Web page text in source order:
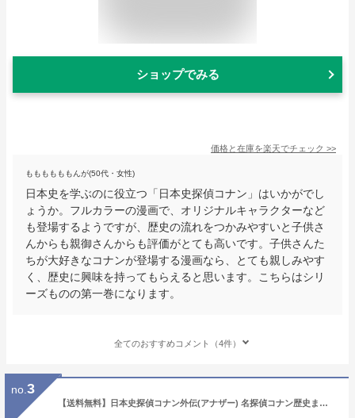
ショップでみる
価格と在庫を楽天でチェック >>
ももももももんが(50代・女性)
日本史を学ぶのに役立つ「日本史探偵コナン」はいかがでし
ょうか。フルカラーの漫画で、オリジナルキャラクターなど
も登場するようですが、歴史の流れをつかみやすいと子供さ
んからも親御さんからも評価がとても高いです。子供さんた
ちが大好きなコナンが登場する漫画なら、とても親しみやす
く、歴史に興味を持ってもらえると思います。こちらはシリ
ーズものの第一巻になります。
全てのおすすめコメント（4件）
no. 3
【送料無料】日本史探偵コナン外伝(アナザー) 名探偵コナン歴史まんが 将棋編／青山剛昌